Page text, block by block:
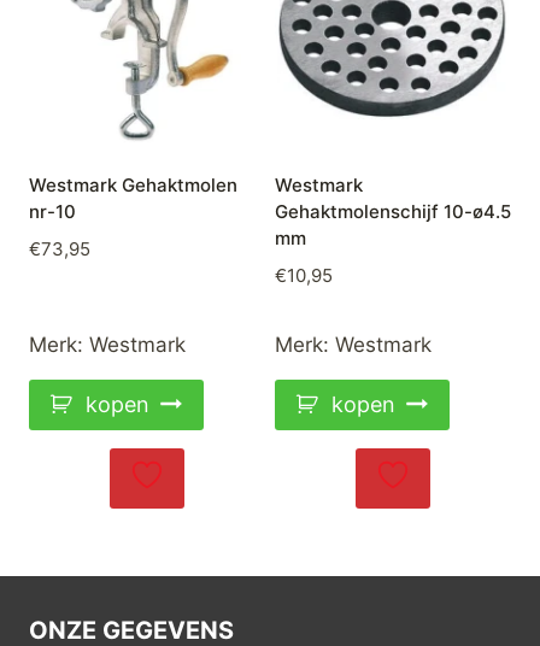
Westmark Gehaktmolen
nr-10
€73,95
Merk: Westmark
kopen
Westmark
Gehaktmolenschijf 10-ø4.5
mm
€10,95
Merk: Westmark
kopen
ONZE GEGEVENS